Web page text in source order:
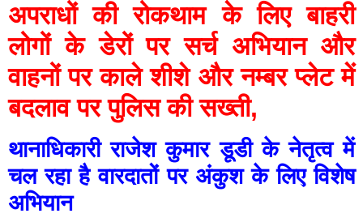
अपराधों की रोकथाम के लिए बाहरी
लोगों के डेरों पर सर्च अभियान और
वाहनों पर काले शीशे और नम्बर प्लेट में
बदलाव पर पुलिस की सख्ती,
थानाधिकारी राजेश कुमार डूडी के नेतृत्व में
चल रहा है वारदातों पर अंकुश के लिए विशेष
अभियान